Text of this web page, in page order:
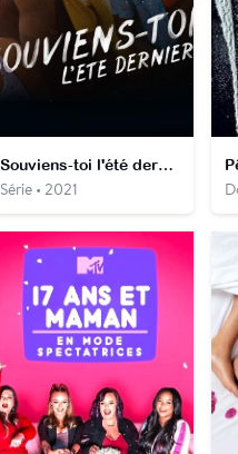
Souviens-toi l'été dernier
Série • 2021